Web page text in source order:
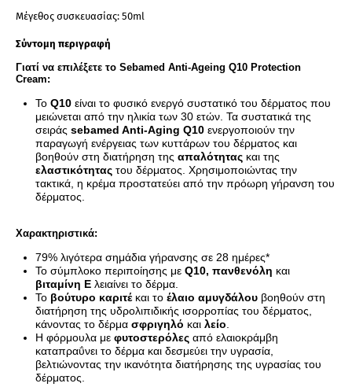
Μέγεθος συσκευασίας: 50ml
Σύντομη περιγραφή
Γιατί να επιλέξετε το Sebamed Anti-Ageing Q10 Protection
Cream:
Το Q10 είναι το φυσικό ενεργό συστατικό του δέρματος που
μειώνεται από την ηλικία των 30 ετών. Τα συστατικά της
σειράς sebamed Anti-Aging Q10 ενεργοποιούν την
παραγωγή ενέργειας των κυττάρων του δέρματος και
βοηθούν στη διατήρηση της απαλότητας και της
ελαστικότητας του δέρματος. Χρησιμοποιώντας την
τακτικά, η κρέμα προστατεύει από την πρόωρη γήρανση του
δέρματος.
Χαρακτηριστικά:
79% λιγότερα σημάδια γήρανσης σε 28 ημέρες*
Το σύμπλοκο περιποίησης με Q10, πανθενόλη και
βιταμίνη Ε λειαίνει το δέρμα.
Το βούτυρο καριτέκαι το έλαιο αμυγδάλου βοηθούν στη
διατήρηση της υδρολιπιδικής ισορροπίας του δέρματος,
κάνοντας το δέρμα σφριγηλό και λείο
Η φόρμουλα με φυτοστερόλες από ελαιοκράμβη
καταπραΰνει το δέρμα και δεσμεύει την υγρασία,
βελτιώνοντας την ικανότητα διατήρησης της υγρασίας του
δέρματος.